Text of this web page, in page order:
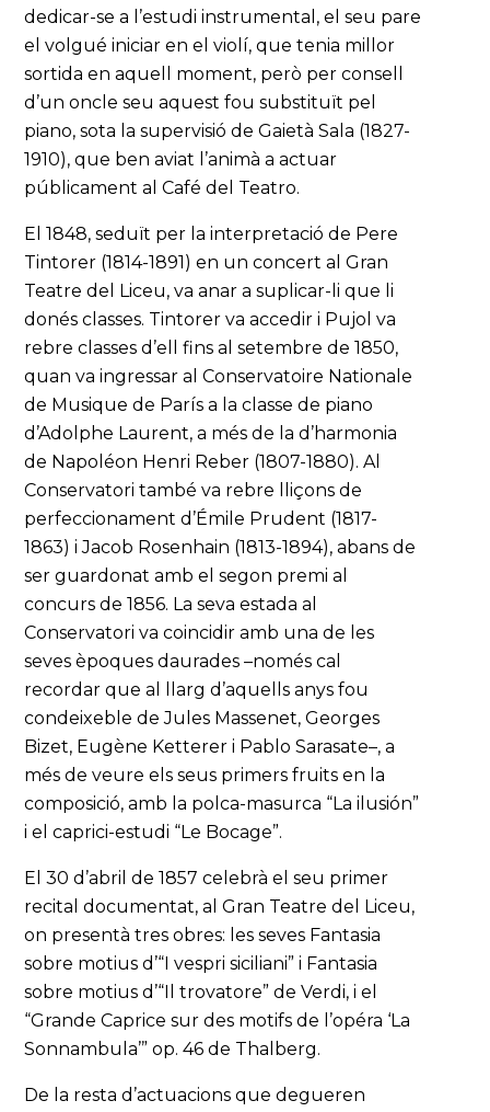
dedicar-se a l’estudi instrumental, el seu pare
el volgué iniciar en el violí, que tenia millor
sortida en aquell moment, però per consell
d’un oncle seu aquest fou substituït pel
piano, sota la supervisió de Gaietà Sala (1827-
1910), que ben aviat l’animà a actuar
públicament al Café del Teatro.
El 1848, seduït per la interpretació de Pere
Tintorer (1814-1891) en un concert al Gran
Teatre del Liceu, va anar a suplicar-li que li
donés classes. Tintorer va accedir i Pujol va
rebre classes d’ell fins al setembre de 1850,
quan va ingressar al Conservatoire Nationale
de Musique de París a la classe de piano
d’Adolphe Laurent, a més de la d’harmonia
de Napoléon Henri Reber (1807-1880). Al
Conservatori també va rebre lliçons de
perfeccionament d’Émile Prudent (1817-
1863) i Jacob Rosenhain (1813-1894), abans de
ser guardonat amb el segon premi al
concurs de 1856. La seva estada al
Conservatori va coincidir amb una de les
seves èpoques daurades –només cal
recordar que al llarg d’aquells anys fou
condeixeble de Jules Massenet, Georges
Bizet, Eugène Ketterer i Pablo Sarasate–, a
més de veure els seus primers fruits en la
composició, amb la polca-masurca “La ilusión”
i el caprici-estudi “Le Bocage”.
El 30 d’abril de 1857 celebrà el seu primer
recital documentat, al Gran Teatre del Liceu,
on presentà tres obres: les seves Fantasia
sobre motius d’“I vespri siciliani” i Fantasia
sobre motius d’“Il trovatore” de Verdi, i el
“Grande Caprice sur des motifs de l’opéra ‘La
Sonnambula’” op. 46 de Thalberg.
De la resta d’actuacions que degueren